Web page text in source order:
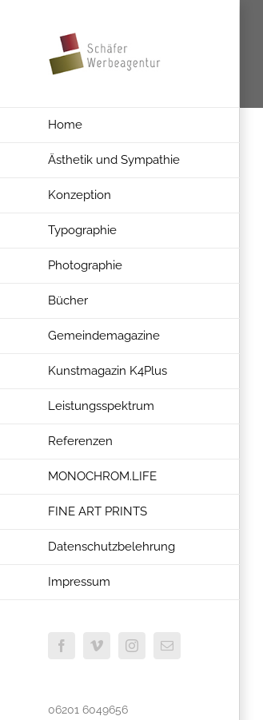
Home
Ästhetik und Sympathie
Konzeption
Typographie
Photographie
Bücher
Gemeindemagazine
Kunstmagazin K4Plus
Leistungsspektrum
Referenzen
MONOCHROM.LIFE
FINE ART PRINTS
Datenschutzbelehrung
Impressum
FacebookVimeoInstagram
E-
06201 6049656